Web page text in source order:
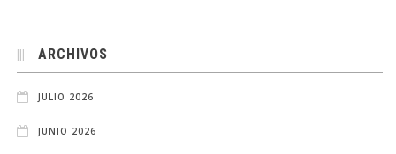
ARCHIVOS
JULIO 2026
JUNIO 2026